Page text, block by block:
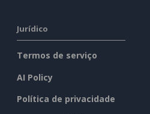
Jurídico
Termos de serviço
AI Policy
Política de privacidade